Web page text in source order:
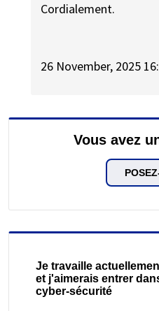
Cordialement.
26 November, 2025
Vous avez
Je travaille
et j'aimerais entrer
cyber-sécurité